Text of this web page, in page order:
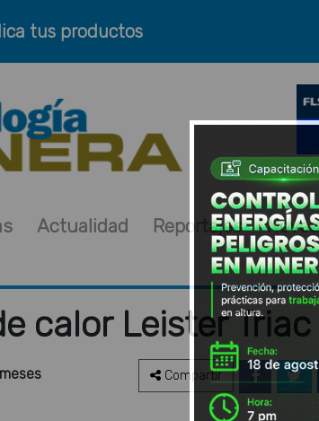
tus productos
Actualidad Reportajes
calor Leister Triac
Compartir